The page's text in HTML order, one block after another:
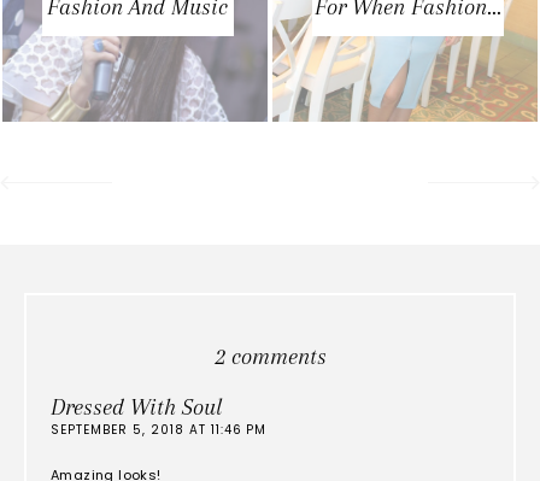
Fashion And Music
For When Fashion...
2 comments
Dressed With Soul
SEPTEMBER 5, 2018 AT 11:46 PM
Amazing looks!